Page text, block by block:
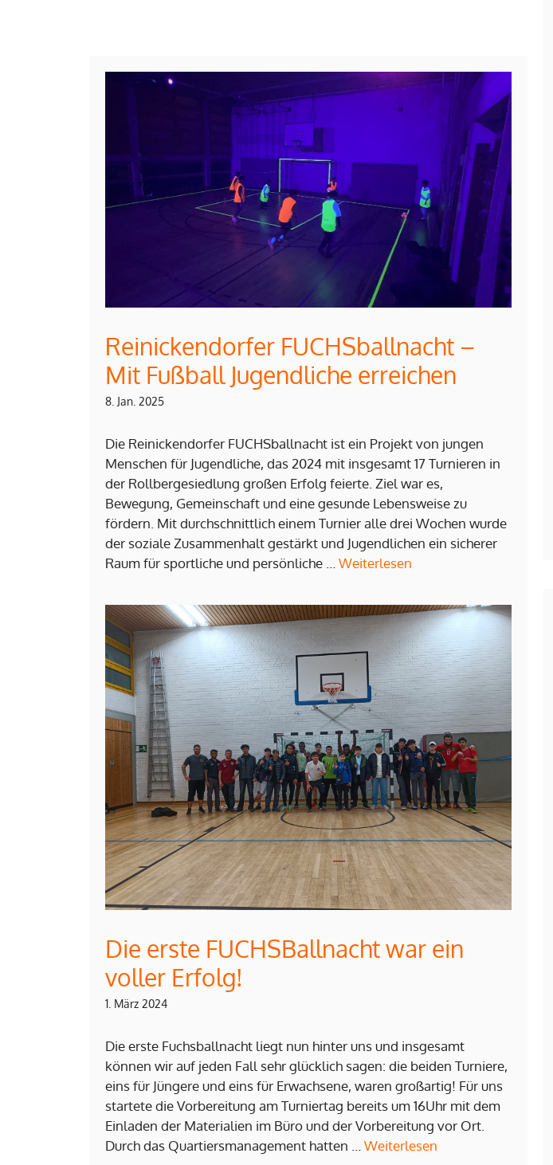
Reinickendorfer FUCHSballnacht –
Mit Fußball Jugendliche erreichen
8. Jan. 2025
Die Reinickendorfer FUCHSballnacht ist ein Projekt von jungen
Menschen für Jugendliche, das 2024 mit insgesamt 17 Turnieren in
der Rollbergesiedlung großen Erfolg feierte. Ziel war es,
Bewegung, Gemeinschaft und eine gesunde Lebensweise zu
fördern. Mit durchschnittlich einem Turnier alle drei Wochen wurde
der soziale Zusammenhalt gestärkt und Jugendlichen ein sicherer
Raum für sportliche und persönliche …Weiterlesen
Die erste FUCHSBallnacht war ein
voller Erfolg!
1. März 2024
Die erste Fuchsballnacht liegt nun hinter uns und insgesamt
können wir auf jeden Fall sehr glücklich sagen: die beiden Turniere,
eins für Jüngere und eins für Erwachsene, waren großartig! Für uns
startete die Vorbereitung am Turniertag bereits um 16Uhr mit dem
Einladen der Materialien im Büro und der Vorbereitung vor Ort.
Durch das Quartiersmanagement hatten … Weiterlesen